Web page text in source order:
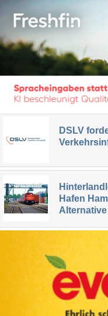
DSLV
Hafen